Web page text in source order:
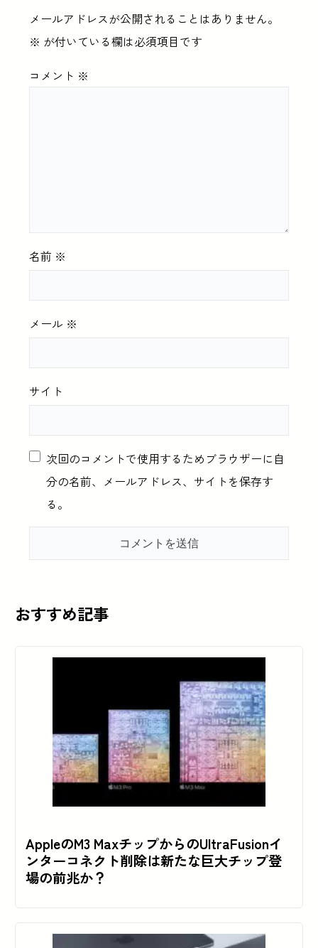
メールアドレスが公開されることはありません。
※ が付いている欄は必須項目です
コメント ※
名前 ※
メール ※
サイト
次回のコメントで使用するためブラウザーに自
分の名前、メールアドレス、サイトを保存す
る。
おすすめ記事
AppleのM3 MaxチップからのUltraFusionイ
ンターコネクト削除は新たな巨大チップ登
場の前兆か？